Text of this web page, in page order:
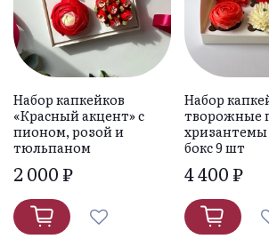
Набор капкейков
«Красный акцент» с
пионом, розой и
тюльпаном
2 000 ₽
Набор
творожные
бокс 9 шт
4 400 ₽